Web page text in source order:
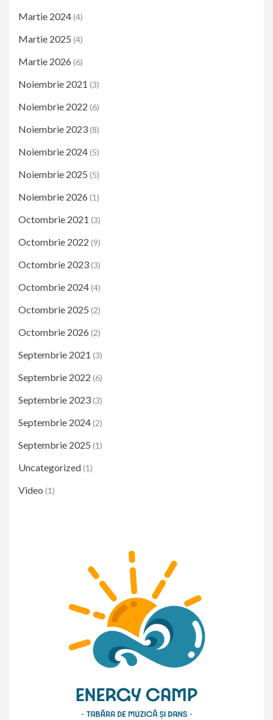
Martie 2024(4)
Martie 2025 (4)
Martie 2026 (6)
Noiembrie 2021 (3)
Noiembrie 2022 (6)
Noiembrie 2023(8)
Noiembrie 2024(5)
Noiembrie 2025 (5)
Noiembrie 2026 (1)
Octombrie 2021 (3)
Octombrie 2022 (9)
Octombrie 2023(3)
Octombrie 2024(4)
Octombrie 2025 (2)
Octombrie 2026 (2)
Septembrie 2021 (3)
Septembrie 2022 (6)
Septembrie 2023(3)
Septembrie 2024(2)
Septembrie 2025 (1)
Uncategorized(1)
Video (1)